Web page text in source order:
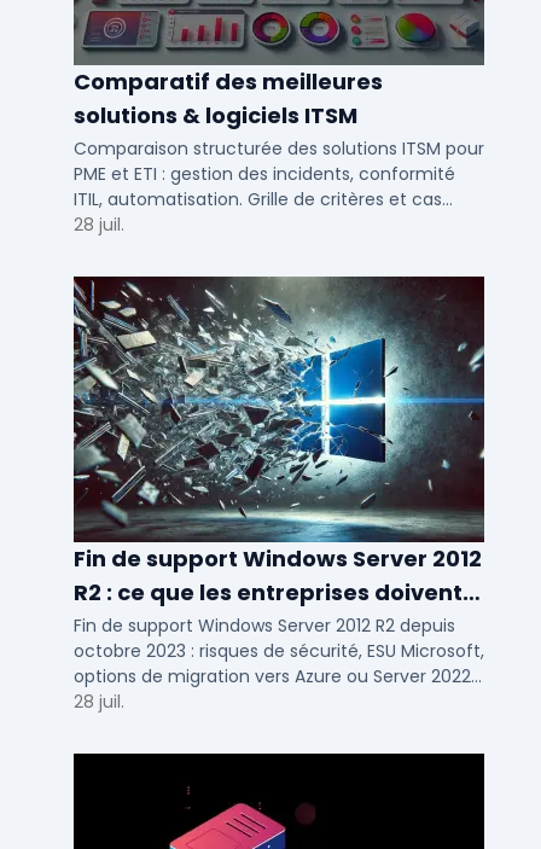
Comparatif des meilleures
solutions & logiciels ITSM
Comparaison structurée des solutions ITSM pour
PME et ETI : gestion des incidents, conformité
ITIL, automatisation. Grille de critères et cas
d'usage par taille d'entreprise.
28 juil.
Fin de support Windows Server 2012
R2 : ce que les entreprises doivent
savoir
Fin de support Windows Server 2012 R2 depuis
octobre 2023 : risques de sécurité, ESU Microsoft,
options de migration vers Azure ou Server 2022
pour TPE, PME et ETI.
28 juil.